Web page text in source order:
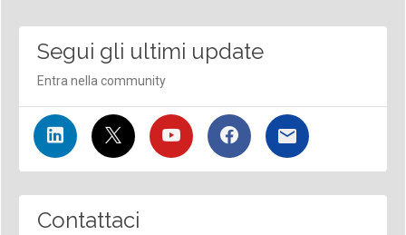
Segui gli ultimi update
Entra nella community
Contattaci